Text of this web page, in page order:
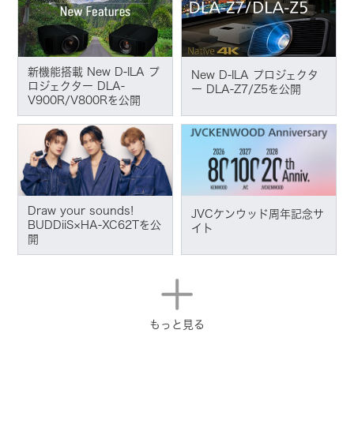
新機能搭載 New D-ILA プ
ロジェクター DLA-
V900R/V800Rを公開
New D-ILA プロジェクタ
ー DLA-Z7/Z5を公開
Draw your sounds!
BUDDiiS×HA-XC62Tを公
開
JVCケンウッド周年記念サ
イト
もっと見る